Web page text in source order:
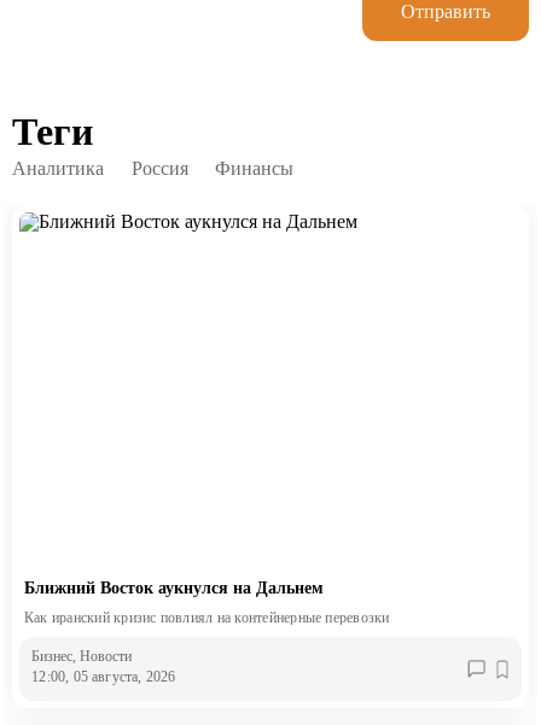
Отправить
Теги
Аналитика Россия Финансы
Ближний Восток аукнулся на Дальнем
Как иранский кризис повлиял на контейнерные перевозки
Бизнес , Новости
12:00, 05 августа, 2026